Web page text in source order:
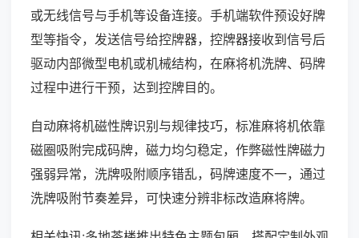
或无线信号与手机等设备连接。手机端软件预设好牌
型等指令，发送信号给控牌器，控牌器接收到信号后
驱动内部微型电机或机械结构，在麻将机洗牌、码牌
过程中进行干预，达到控牌目的。
自动麻将机磁性牌识别与规律技巧，标准麻将机依靠
磁圈吸附完成码牌，磁力均匀稳定，作弊磁性牌磁力
强弱异常，洗牌吸附顺序错乱，码牌速度不一，通过
洗牌吸附节奏差异，可快速分辨非标改造麻将牌。